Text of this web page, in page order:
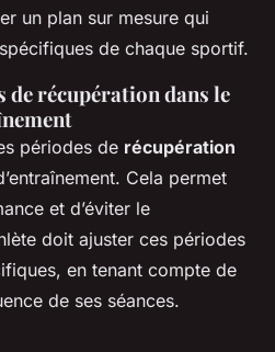
un plan sur mesure qui
de chaque sportif.
récupération dans le
périodes de récupération
Cela permet
et d’éviter le
doit ajuster ces périodes
en tenant compte de
de ses séances.